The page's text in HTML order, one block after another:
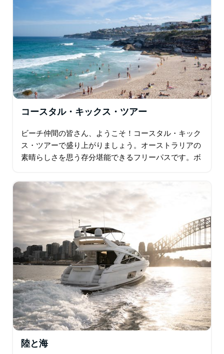
コースタル・キックス・ツアー
ビーチ仲間の皆さん、ようこそ！コースタル・キック
ス・ツアーで盛り上がりましょう。オーストラリアの
素晴らしさを思う存分堪能できるフリーパスです。ボ
ロのように波に乗ったら、次はベアフット…
陸と海